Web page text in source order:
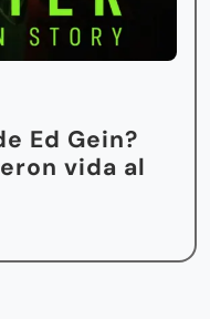
Ed Gein?
vida al